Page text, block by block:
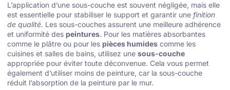
L’application d’une sous-couche est souvent négligée, mais elle
est essentielle pour stabiliser le support et garantir une finition
de qualité. Les sous-couches assurent une meilleure adhérence
et uniformité des peintures. Pour les matières absorbantes
comme le plâtre ou pour les pièces humides comme les
cuisines et salles de bains, utilisez une sous-couche
appropriée pour éviter toute déconvenue. Cela vous permet
également d’utiliser moins de peinture, car la sous-couche
réduit l’absorption de la peinture par le mur.